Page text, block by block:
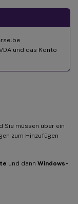
und das Konto
Sie müssen über ein
zum Hinzufügen
und dann Windows-